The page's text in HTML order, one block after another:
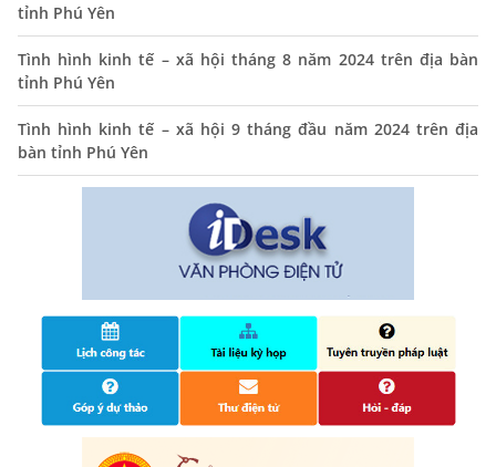
THÔNG BÁO Niêm yết danh mục dịch vụ công trực tuyến
toàn trình trên Hệ thống thông tin giải quyết thủ tục
hành chính tỉnh Phú Yên
14/10/2024
điện tử, khai sinh, cấp thẻ bảo hiểm y tế trẻ em dưới 6
25/06/2024
tỉnh Phú Yên
Tình hình kinh tế – xã hội tháng 8 năm 2024 trên địa bàn
tỉnh Phú Yên
Tình hình kinh tế – xã hội 9 tháng đầu năm 2024 trên địa
bàn tỉnh Phú Yên